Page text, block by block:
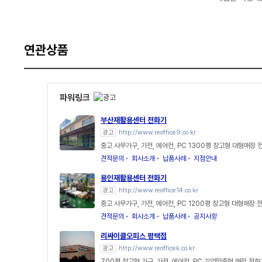
연관상품
파워링크
부산재활용센터 전화기
광고 http://www.reoffice9.co.kr
중고 사무가구, 가전, 에어컨, PC 1300평 창고형 대형매장 전
견적문의
회사소개 납품사례 지점안내
용인재활용센터 전화기
광고 http://www.reoffice14.co.kr
중고 사무가구, 가전, 에어컨, PC 1200평 창고형 대형매장 전
견적문의
회사소개 납품사례 공지사항
리싸이클오피스 평택점
광고 http://www.reofficek.co.kr